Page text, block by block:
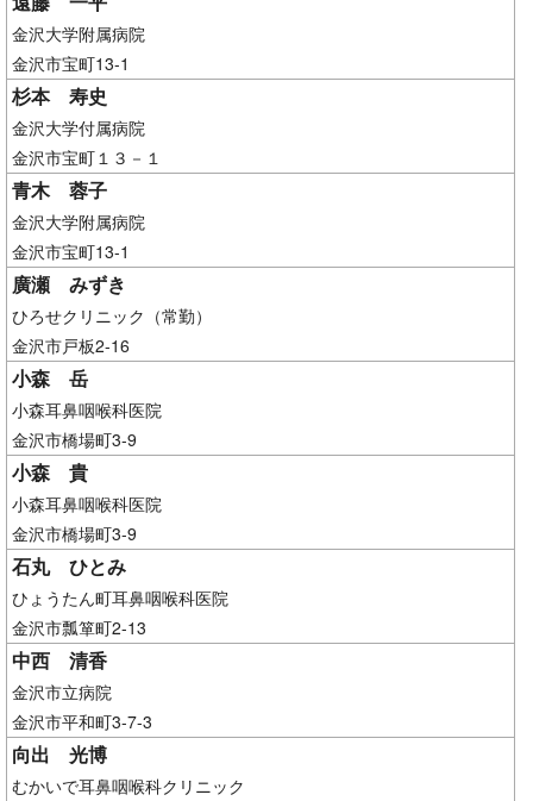
金沢大学附属病院
金沢市宝町13-1
杉本 寿史
金沢大学付属病院
金沢市宝町１３－１
青木 蓉子
金沢大学附属病院
金沢市宝町13-1
廣瀬 みずき
ひろせクリニック（常勤）
金沢市戸板2-16
小森 岳
小森耳鼻咽喉科医院
金沢市橋場町3-9
小森 貴
小森耳鼻咽喉科医院
金沢市橋場町3-9
石丸 ひとみ
ひょうたん町耳鼻咽喉科医院
金沢市瓢箪町2-13
中西 清香
金沢市立病院
金沢市平和町3-7-3
向出 光博
むかいで耳鼻咽喉科クリニック